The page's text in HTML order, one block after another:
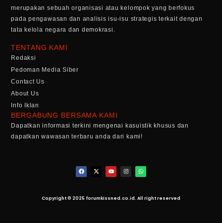
merupakan sebuah organisasi atau kelompok yang berfokus
pada pengawasan dan analisis isu-isu strategis terkait dengan
tata kelola negara dan demokrasi.
TENTANG KAMI
Redaksi
Pedoman Media Siber
Contact Us
About Us
Info Iklan
BERGABUNG BERSAMA KAMI
Dapatkan informasi terkini mengenai kasuistik khusus dan
dapatkan wawasan terbaru anda dari kami!
Copyright © 2025 forumkissned.co.id. All right reserved